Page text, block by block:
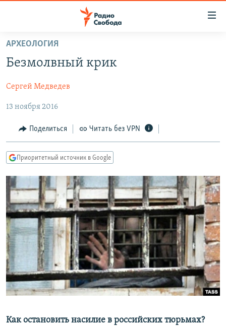
упрощенного
доступа
содержанию
Вернутся
главной
навигации
Вернутся
поиску
АВТОРСКИЕ ПРОЕКТЫ
ЦИТАТЫ СВОБОДЫ
МНЕНИЯ
КУЛЬТУРА
IDEL.РЕАЛИИ
КАВКАЗ.РЕАЛИИ
СЕВЕР.РЕАЛИИ
СИБИРЬ.РЕАЛИИ
РАСПИСАНИЕ ВЕЩАНИЯ
ПОДПИШИТЕСЬ НА РАССЫЛКУ
СОЦИАЛЬНЫЕ СЕТИ
АРХЕОЛОГИЯ
Безмолвный крик
Сергей Медведев
13 ноября 2016
Поделиться Читать без VPN
Приоритетный источник в Google
Как остановить насилие в российских тюрьмах?